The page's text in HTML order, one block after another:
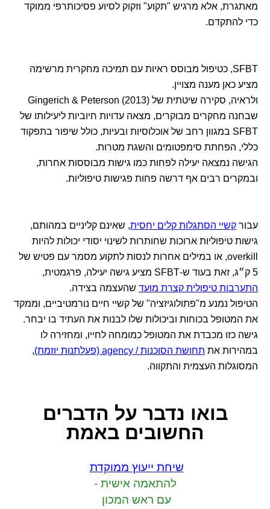
מאתגרת, אלא מרגיש "תקוע" וזקוק לסיוע פסיכותרפי ממוקד
כדי להתקדם.
SFBT, כטיפול מבוסס ראיות עם תמיכה מחקרית מרשימה
מציע כאן מענה מצויין.
ולראיה, סקירה שיטתית של Gingerich & Peterson (2013)
שבחנה מחקרים מבוקרים, מצאה עדויות חיוביות ליעילותו של
SFBT במגוון רחב של אוכלוסיות ובעיות, כולל שיפור בתפקוד
כללי, הפחתת סימפטומים והשגת מטרות.
הגישה נמצאה יעילה לפחות כמו גישות מבוססות אחרות,
ובמקרים רבים אף דרשה פחות פגישות טיפוליות.
עבור קשיי הסתגלות קלים יחסית, שאינם קליניים במהותם,
גישות טיפוליות ארוכות שחותרות לשינוי יסודי יכולות להיות
overkill, או במילים אחרות לנסות לתקוע מסמר עם פטיש של
5 ק״ג, זאת בעוד ש-SFBT מציע גישה יעילה, פרגמטית,
התערבות טיפולית קצרת מועד שהעצמה בצידה.
הטיפול נמנע מ"פתולוגיזציה" של קשיי חיים נורמטיביים, וממקד
את המטופל בכוחות וביכולות שלו לבנות את העתיד בו יבחר.
גישה כזו מכבדת את המטופל כמומחה לחייו, ומחזירה לו
במהירות את תחושת הסוכנות / agency (פעלתנות יוזמת)
,
המסוגלות העצמית והתקווה.
בואו נדבר על הדברים
החשובים באמת
שיחת ייעוץ ממוקדת
להתאמה אישית -
עם ראש המכון